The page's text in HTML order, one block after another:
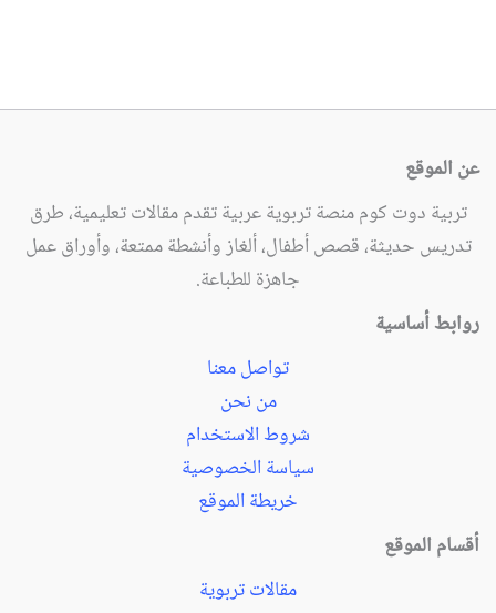
عن الموقع
تربية دوت كوم منصة تربوية عربية تقدم مقالات تعليمية، طرق
تدريس حديثة، قصص أطفال، ألغاز وأنشطة ممتعة، وأوراق عمل
جاهزة للطباعة.
روابط أساسية
تواصل معنا
من نحن
شروط الاستخدام
سياسة الخصوصية
خريطة الموقع
أقسام الموقع
مقالات تربوية